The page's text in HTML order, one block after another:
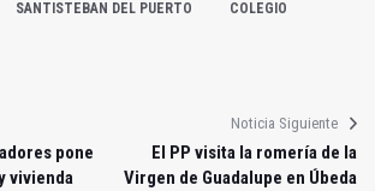
SANTISTEBAN DEL PUERTO COLEGIO
pone
vivienda
Noticia Siguiente
El PP visita la romería de la
Virgen de Guadalupe en Úbeda